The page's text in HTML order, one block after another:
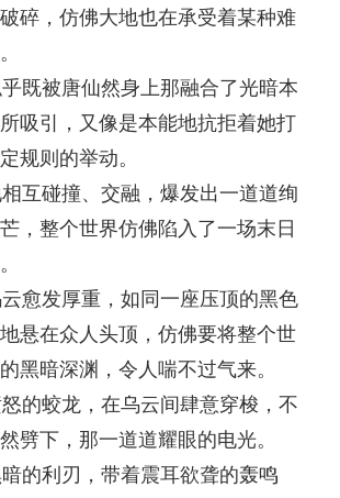
碎，仿佛大地也在承受着某种难
既被唐仙然身上那融合了光暗本
吸引，又像是本能地抗拒着她打
规则的举动。
互碰撞、交融，爆发出一道道绚
，整个世界仿佛陷入了一场末日
愈发厚重，如同一座压顶的黑色
悬在众人头顶，仿佛要将整个世
黑暗深渊，令人喘不过气来。
的蛟龙，在乌云间肆意穿梭，不
劈下，那一道道耀眼的电光。
的利刃，带着震耳欲聋的轰鸣